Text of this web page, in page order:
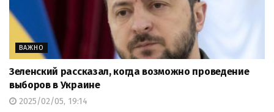
ВАЖНО
Зеленский рассказал, когда возможно проведение
выборов в Украине
2025/02/05, 19:14